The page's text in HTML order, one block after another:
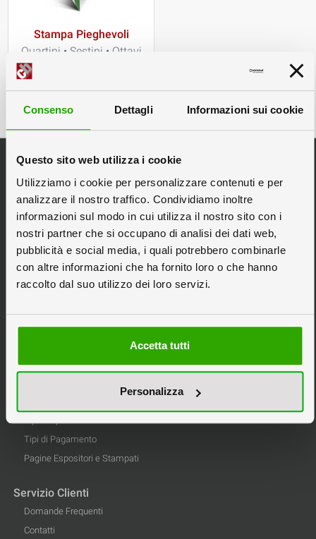
Consenso Dettagli Informazioni sui cookie
Questo sito web utilizza i cookie
Utilizziamo i cookie per personalizzare contenuti e per
analizzare il nostro traffico. Condividiamo inoltre
informazioni sul modo in cui utilizza il nostro sito con i
nostri partner che si occupano di analisi dei dati web,
pubblicità e social media, i quali potrebbero combinarle
con altre informazioni che ha fornito loro o che hanno
raccolto dal suo utilizzo dei loro servizi.
Accetta tutti
Personalizza
Stampa Pieghevoli
Quartini • Sestini • Ottavi
Categorie Principali
Espositori Pubblicitari
Espositori in Cartone
Espositori Personalizzati
Scatole in Cartone
Stampa Pannelli
Privacy
Tipi di Spedizione
Tipi di Pagamento
Pagine Espositori e Stampati
Servizio Clienti
Domande Frequenti
Contatti